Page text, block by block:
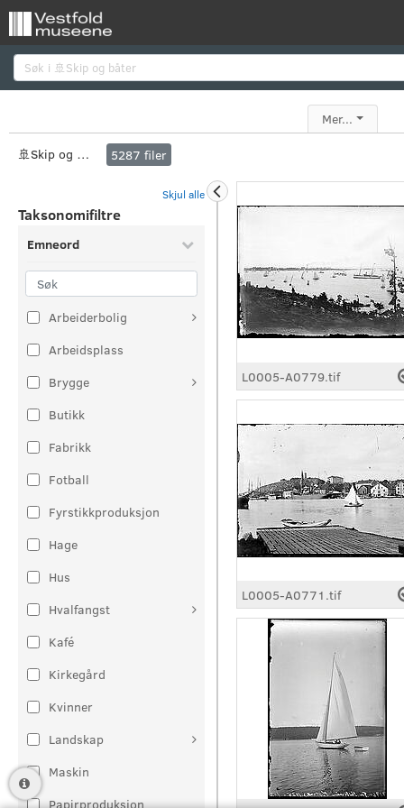
Mer...
🚢Skip og båter 5287 filer
Skjul alle
Taksonomifiltre
Emneord
Arbeiderbolig
Arbeidsplass
Brygge
Butikk
Fabrikk
Fotball
Fyrstikkproduksjon
Hage
Hus
Hvalfangst
Kafé
Kirkegård
Kvinner
Landskap
Maskin
Papirproduksjon
L0005-A0779.tif
L0005-A0771.tif